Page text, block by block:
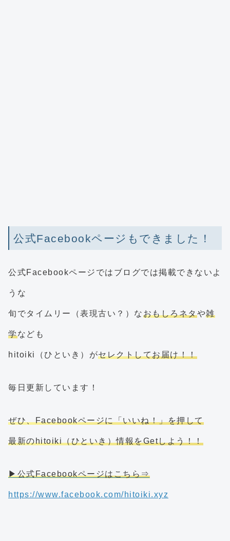
公式Facebookページもできました！
公式Facebookページではブログでは掲載できないよ
うな
旬でタイムリー（表現古い？）なおもしろネタや雑
学なども
hitoiki（ひといき）がセレクトしてお届け！！
毎日更新しています！
ぜひ、Facebookページに「いいね！」を押して
最新のhitoiki（ひといき）情報をGetしよう！！
▶公式Facebookページはこちら⇒
https://www.facebook.com/hitoiki.xyz